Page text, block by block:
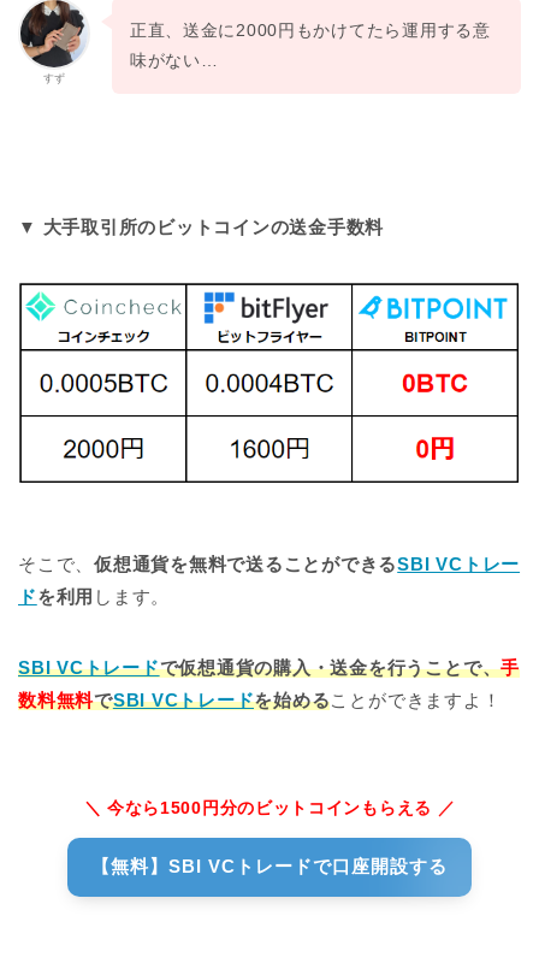
すず
正直、送金に2000円もかけてたら運用する意
味がない…
▼ 大手取引所のビットコインの送金手数料
そこで、仮想通貨を無料で送ることができるSBI VCトレー
ドを利用 します。
SBI VCトレードで仮想通貨の購入・送金を行うことで、手
数料無料でSBI VCトレードを始めることができますよ！
＼ 今なら1500円分のビットコインもらえる ／
【無料】SBI VCトレードで口座開設する